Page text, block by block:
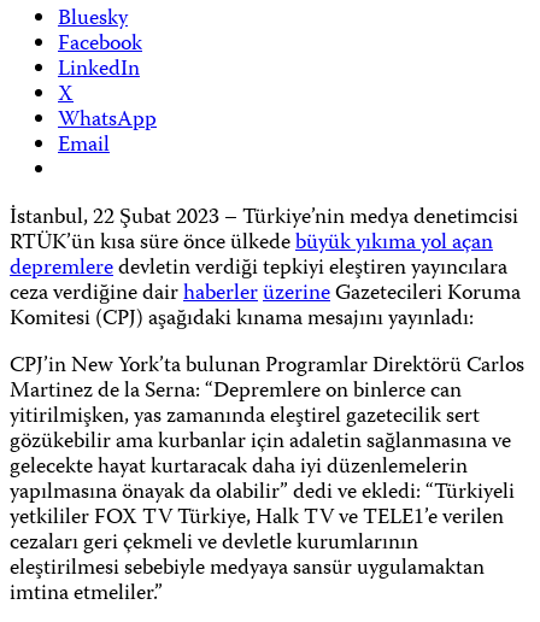
Bluesky
Facebook
LinkedIn
X
WhatsApp
Email
İstanbul, 22 Şubat 2023 – Türkiye’nin medya denetimcisi
RTÜK’ün kısa süre önce ülkedebüyük yıkıma yol açan
depremleredevletin verdiği tepkiyi eleştiren yayıncılara
ceza verdiğine dairhaberlerüzerineGazetecileri Koruma
Komitesi (CPJ) aşağıdaki kınama mesajını yayınladı:
CPJ’in New York’ta bulunan Programlar Direktörü Carlos
Martinez de la Serna: “Depremlere on binlerce can
yitirilmişken, yas zamanında eleştirel gazetecilik sert
gözükebilir ama kurbanlar için adaletin sağlanmasına ve
gelecekte hayat kurtaracak daha iyi düzenlemelerin
yapılmasına önayak da olabilir” dedi ve ekledi: “Türkiyeli
yetkililer FOX TV Türkiye, Halk TV ve TELE1’e verilen
cezaları geri çekmeli ve devletle kurumlarının
eleştirilmesi sebebiyle medyaya sansür uygulamaktan
imtina etmeliler.”